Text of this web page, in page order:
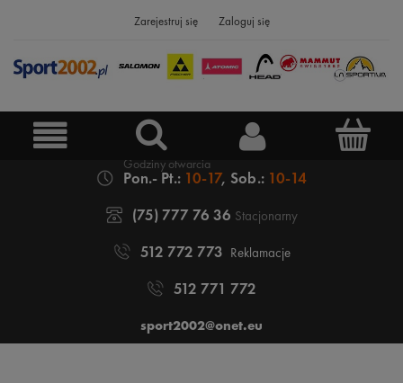
Zarejestruj się Zaloguj się
Pon.- Pt.: 10-17, Sob.: 10-14
(75) 777 76 36 Stacjonarny
512 772 773 Reklamacje
512 771 772
sport2002@onet.eu